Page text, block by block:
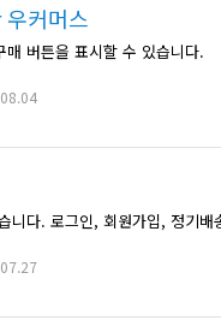
커머스
버튼을 표시할 수 있습니다.